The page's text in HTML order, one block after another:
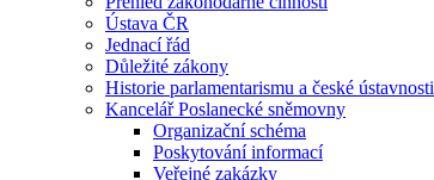
Ústava ČR
Jednací řád
Důležité zákony
Historie parlamentarismu a české ústavnosti
Kancelář Poslanecké sněmovny
Organizační schéma
Poskytování informací
Veřejné zakázky